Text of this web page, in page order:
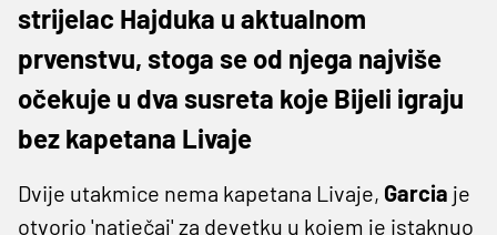
strijelac Hajduka u aktualnom
prvenstvu, stoga se od njega najviše
očekuje u dva susreta koje Bijeli igraju
bez kapetana Livaje
Dvije utakmice nema kapetana Livaje, Garcia je
otvorio 'natječaj' za devetku u kojem je istaknuo